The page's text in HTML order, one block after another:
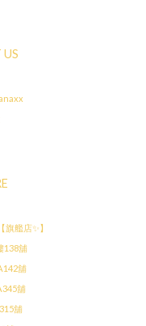
艦店✨】
138舖
舖
舖
舖